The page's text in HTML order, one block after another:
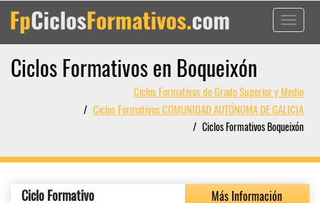
Toggle
Ciclos Formativos en Boqueixón
Ciclos Formativos de Grado Superior y Medio
Ciclos Formativos COMUNIDAD AUTÓNOMA DE GALICIA
Ciclos Formativos Boqueixón
Ciclo Formativo Más Información